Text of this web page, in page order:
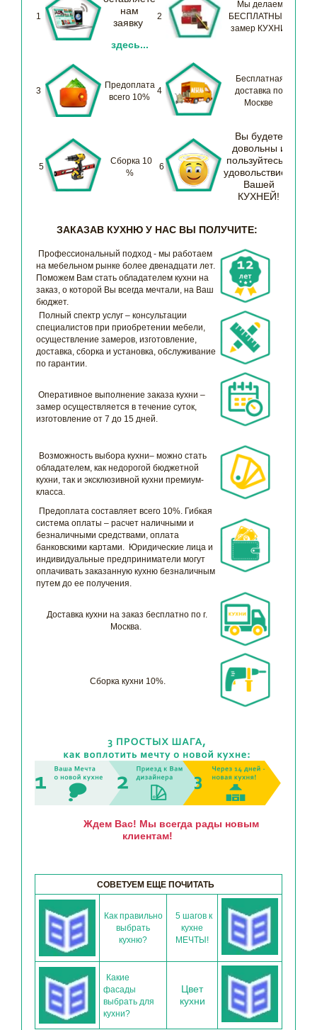
1
нам
заявку
здесь...
2
Мы делаем
БЕСПЛАТНЫЙ
замер КУХНИ
3
Предоплата
всего 10%
4
Бесплатная
доставка по
Москве
5
Сборка 10
%
6
Вы будете
довольны и
пользуйтесь с
удовольствием
Вашей
КУХНЕЙ!
ЗАКАЗАВ КУХНЮ У НАС ВЫ ПОЛУЧИТЕ:
Профессиональный подход - мы работаем
на мебельном рынке более двенадцати лет.
Поможем Вам стать обладателем кухни на
заказ, о которой Вы всегда мечтали, на Ваш
бюджет.
Полный спектр услуг – консультации
специалистов при приобретении мебели,
осуществление замеров, изготовление,
доставка, сборка и установка, обслуживание
по гарантии.
Оперативное выполнение заказа кухни –
замер осуществляется в течение суток,
изготовление от 7 до 15 дней.
Возможность выбора кухни– можно стать
обладателем, как недорогой бюджетной
кухни, так и эксклюзивной кухни премиум-
класса.
Предоплата составляет всего 10%. Гибкая
система оплаты – расчет наличными и
безналичными средствами, оплата
банковскими картами. Юридические лица и
индивидуальные предприниматели могут
оплачивать заказанную кухню безналичным
путем до ее получения.
Доставка кухни на заказ бесплатно по г.
Москва.
Сборка кухни 10%.
Ждем Вас! Мы всегда рады новым
клиентам!
СОВЕТУЕМ ЕЩЕ ПОЧИТАТЬ
Как правильно
выбрать
кухню?
5 шагов к
кухне
МЕЧТЫ!
Какие
фасады
выбрать для
кухни?
Цвет
кухни